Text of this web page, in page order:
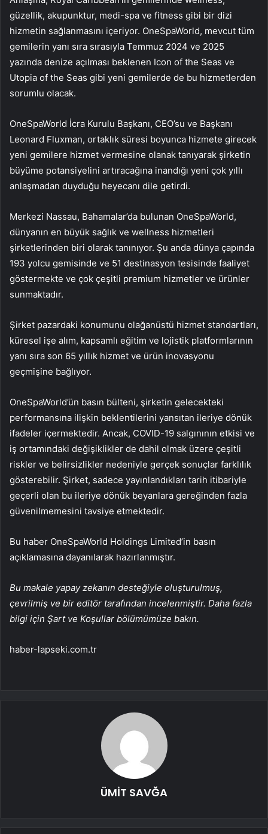
güzellik, akupunktur, medi-spa ve fitness gibi bir dizi
hizmetin sağlanmasını içeriyor. OneSpaWorld, mevcut tüm
gemilerin yanı sıra sırasıyla Temmuz 2024 ve 2025
yazında denize açılması beklenen Icon of the Seas ve
Utopia of the Seas gibi yeni gemilerde de bu hizmetlerden
sorumlu olacak.
OneSpaWorld İcra Kurulu Başkanı, CEO’su ve Başkanı
Leonard Fluxman, ortaklık süresi boyunca hizmete girecek
yeni gemilere hizmet vermesine olanak tanıyarak şirketin
büyüme potansiyelini artıracağına inandığı yeni çok yıllı
anlaşmadan duyduğu heyecanı dile getirdi.
Merkezi Nassau, Bahamalar’da bulunan OneSpaWorld,
dünyanın en büyük sağlık ve wellness hizmetleri
şirketlerinden biri olarak tanınıyor. Şu anda dünya çapında
193 yolcu gemisinde ve 51 destinasyon tesisinde faaliyet
göstermekte ve çok çeşitli premium hizmetler ve ürünler
sunmaktadır.
Şirket pazardaki konumunu olağanüstü hizmet standartları,
küresel işe alım, kapsamlı eğitim ve lojistik platformlarının
yanı sıra son 65 yıllık hizmet ve ürün inovasyonu
geçmişine bağlıyor.
OneSpaWorld’ün basın bülteni, şirketin gelecekteki
performansına ilişkin beklentilerini yansıtan ileriye dönük
ifadeler içermektedir. Ancak, COVID-19 salgınının etkisi ve
iş ortamındaki değişiklikler de dahil olmak üzere çeşitli
riskler ve belirsizlikler nedeniyle gerçek sonuçlar farklılık
gösterebilir. Şirket, sadece yayınlandıkları tarih itibariyle
geçerli olan bu ileriye dönük beyanlara gereğinden fazla
güvenilmemesini tavsiye etmektedir.
Bu haber OneSpaWorld Holdings Limited’in basın
açıklamasına dayanılarak hazırlanmıştır.
Bu makale yapay zekanın desteğiyle oluşturulmuş,
çevrilmiş ve bir editör tarafından incelenmiştir. Daha fazla
bilgi için Şart ve Koşullar bölümümüze bakın.
haber-lapseki.com.tr
ÜMİT SAVĞA